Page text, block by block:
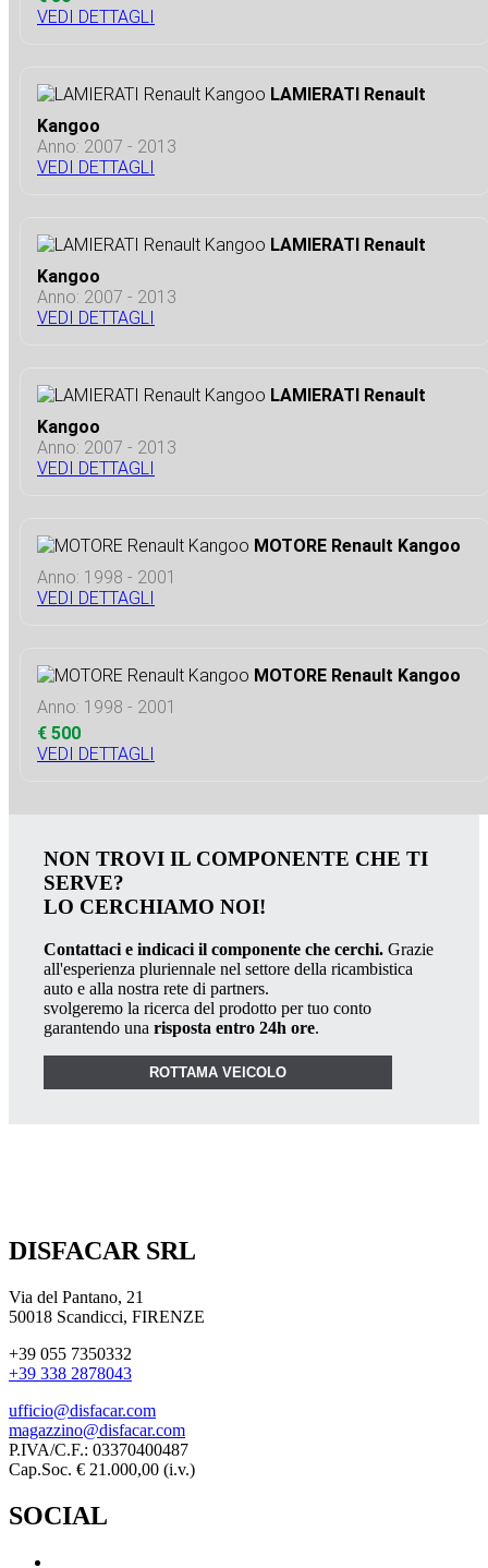
VEDI DETTAGLI
LAMIERATI Renault
Kangoo
Anno: 2007 - 2013
VEDI DETTAGLI
LAMIERATI Renault
Kangoo
Anno: 2007 - 2013
VEDI DETTAGLI
LAMIERATI Renault
Kangoo
Anno: 2007 - 2013
VEDI DETTAGLI
MOTORE Renault Kangoo
Anno: 1998 - 2001
VEDI DETTAGLI
MOTORE Renault Kangoo
Anno: 1998 - 2001
€ 500
VEDI DETTAGLI
NON TROVI IL COMPONENTE CHE TI
SERVE?
LO CERCHIAMO NOI!
Contattaci e indicaci il componente che cerchi. Grazie
all'esperienza pluriennale nel settore della ricambistica
auto e alla nostra rete di partners.
svolgeremo la ricerca del prodotto per tuo conto
garantendo una risposta entro 24h ore.
ROTTAMA VEICOLO
DISFACAR SRL
Via del Pantano, 21
50018 Scandicci, FIRENZE
+39 055 7350332
+39 338 2878043
ufficio@disfacar.com
magazzino@disfacar.com
P.IVA/C.F.: 03370400487
Cap.Soc. € 21.000,00 (i.v.)
SOCIAL